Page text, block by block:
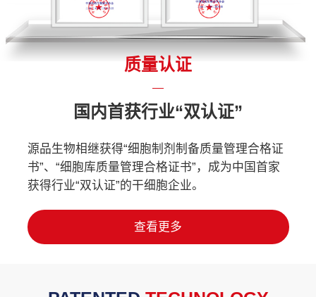
质量认证
国内首获行业“双认证”
源品生物相继获得“细胞制剂制备质量管理合格证
书”、“细胞库质量管理合格证书”，成为中国首家
获得行业“双认证”的干细胞企业。
查看更多